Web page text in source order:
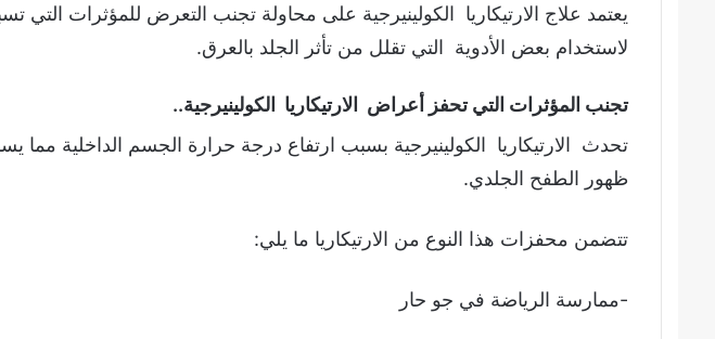
يعتمد علاج الارتيكاريا الكولينيرجية على محاولة تجنب التعرض للمؤثرات التي
لاستخدام بعض الأدوية التي تقلل من تأثر الجلد بالعرق.
تجنب المؤثرات التي تحفز أعراض الارتيكاريا الكولينيرجية..
تحدث الارتيكاريا الكولينيرجية بسبب ارتفاع درجة حرارة الجسم الداخلية مما
ظهور الطفح الجلدي.
تتضمن محفزات هذا النوع من الارتيكاريا ما يلي:
-ممارسة الرياضة في جو حار